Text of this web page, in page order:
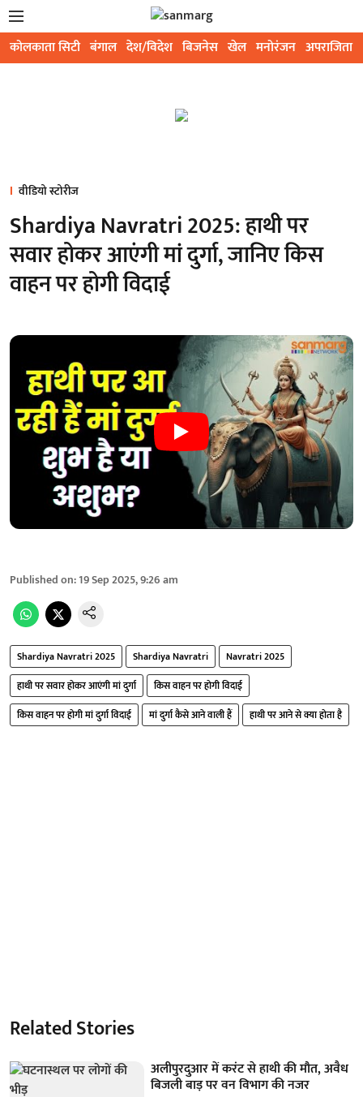
कोलकाता सिटी बंगाल देश/विदेश बिजनेस खेल मनोरंजन अपराजिता
वीडियो स्टोरीज
Shardiya Navratri 2025: हाथी पर
सवार होकर आएंगी मां दुर्गा, जानिए किस
वाहन पर होगी विदाई
Published on:19 Sep 2025, 9:26 am
Shardiya Navratri 2025 Shardiya Navratri
Navratri 2025
हाथी पर सवार होकर आएंगी मां दुर्गा
किस वाहन पर होगी विदाई
किस वाहन पर होगी मां दुर्गा विदाई
मां दुर्गा कैसे आने वाली हैं हाथी पर आने से क्या होता है
Related Stories
अलीपुरदुआर में करंट से हाथी की मौत, अवैध
बिजली बाड़ पर वन विभाग की नजर